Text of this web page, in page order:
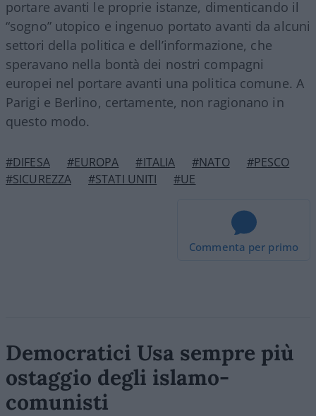
portare avanti le proprie istanze, dimenticando il
“sogno” utopico e ingenuo portato avanti da alcuni
settori della politica e dell’informazione, che
speravano nella bontà dei nostri compagni
europei nel portare avanti una politica comune. A
Parigi e Berlino, certamente, non ragionano in
questo modo.
#DIFESA #EUROPA #ITALIA #NATO
#PESCO
#SICUREZZA
#STATI UNITI #UE
Commenta per primo
Democratici Usa sempre più
ostaggio degli islamo-
comunisti